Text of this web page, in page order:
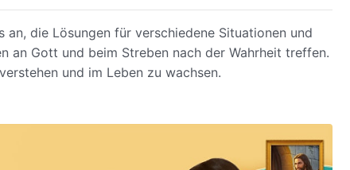
die Lösungen für verschiedene Situationen und
an Gott und beim Streben nach der Wahrheit treffen.
und im Leben zu wachsen.